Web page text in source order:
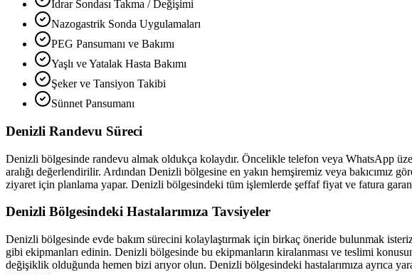
İdrar Sondası Takma / Değişimi
Nazogastrik Sonda Uygulamaları
PEG Pansumanı ve Bakımı
Yaşlı ve Yatalak Hasta Bakımı
Şeker ve Tansiyon Takibi
Sünnet Pansumanı
Denizli Randevu Süreci
Denizli bölgesinde randevu almak oldukça kolaydır. Öncelikle telefon veya WhatsApp
aralığı değerlendirilir. Ardından Denizli bölgesine en yakın hemşiremiz veya bakıcımız
ziyaret için planlama yapar. Denizli bölgesindeki tüm işlemlerde şeffaf fiyat ve fatura
Denizli Bölgesindeki Hastalarımıza Tavsiyeler
Denizli bölgesinde evde bakım sürecini kolaylaştırmak için birkaç öneride bulunmak
gibi ekipmanları edinin. Denizli bölgesinde bu ekipmanların kiralanması ve teslimi
değişiklik olduğunda hemen bizi arıyor olun. Denizli bölgesindeki hastalarımıza ayrıca